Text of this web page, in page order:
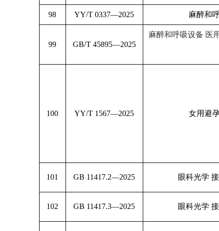
98 YY/T 0337—2025 麻醉和
99 GB/T 45895—2025
麻醉和呼吸设备 医
100 YY/T 1567—2025 女用避
101 GB 11417.2—2025 眼科光学
102 GB 11417.3—2025 眼科光学